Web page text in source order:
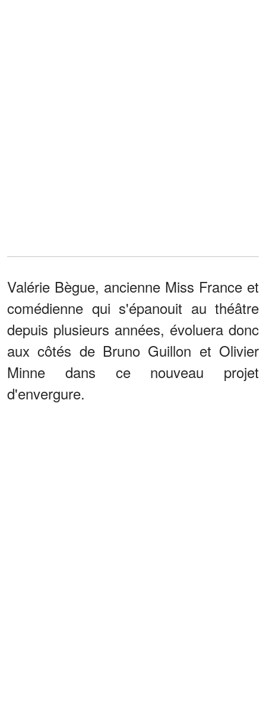
Valérie Bègue, ancienne Miss France et
comédienne qui s'épanouit au théâtre
depuis plusieurs années, évoluera donc
aux côtés de Bruno Guillon et Olivier
Minne dans ce nouveau projet
d'envergure.